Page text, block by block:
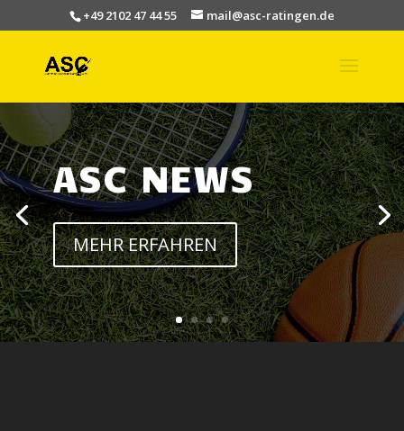
+49 2102 47 44 55 mail@asc-ratingen.de
ASC NEWS
MEHR ERFAHREN